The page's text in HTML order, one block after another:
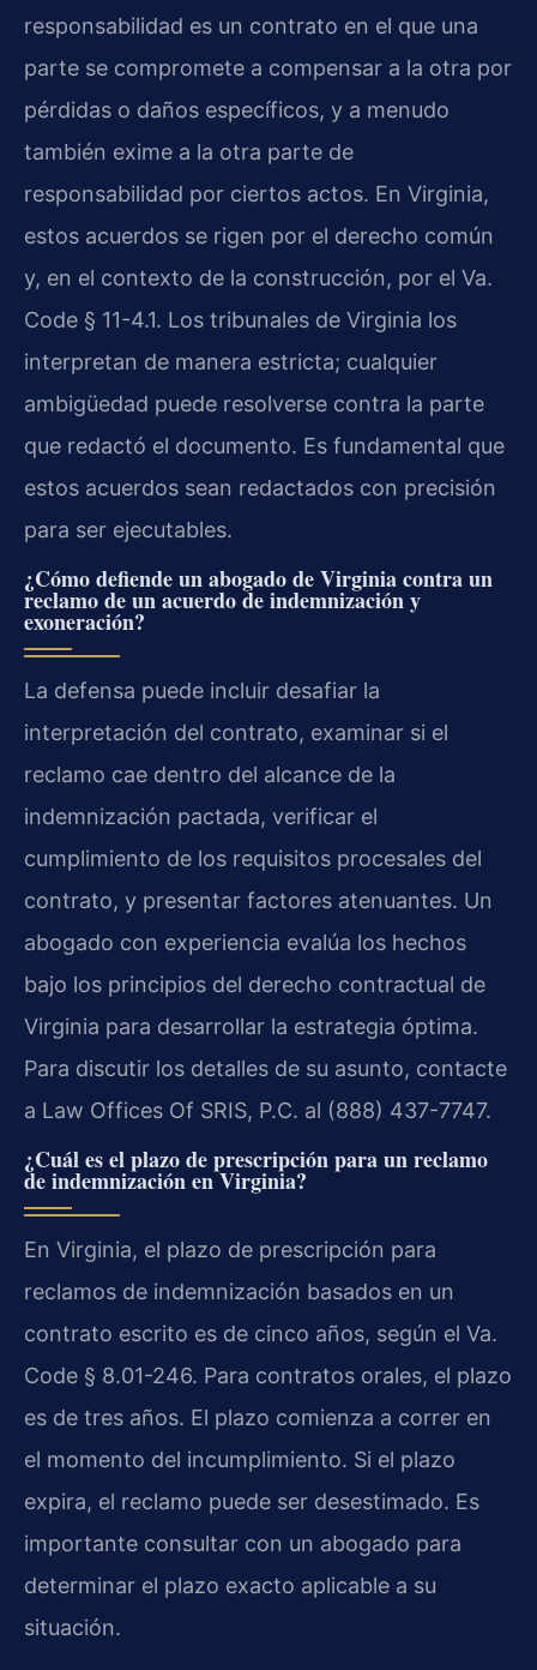
responsabilidad es un contrato en el que una
parte se compromete a compensar a la otra por
pérdidas o daños específicos, y a menudo
también exime a la otra parte de
responsabilidad por ciertos actos. En Virginia,
estos acuerdos se rigen por el derecho común
y, en el contexto de la construcción, por el Va.
Code § 11-4.1. Los tribunales de Virginia los
interpretan de manera estricta; cualquier
ambigüedad puede resolverse contra la parte
que redactó el documento. Es fundamental que
estos acuerdos sean redactados con precisión
para ser ejecutables.
¿Cómo defiende un abogado de Virginia contra un
reclamo de un acuerdo de indemnización y
exoneración?
La defensa puede incluir desafiar la
interpretación del contrato, examinar si el
reclamo cae dentro del alcance de la
indemnización pactada, verificar el
cumplimiento de los requisitos procesales del
contrato, y presentar factores atenuantes. Un
abogado con experiencia evalúa los hechos
bajo los principios del derecho contractual de
Virginia para desarrollar la estrategia óptima.
Para discutir los detalles de su asunto, contacte
a Law Offices Of SRIS, P.C. al (888) 437-7747.
¿Cuál es el plazo de prescripción para un reclamo
de indemnización en Virginia?
En Virginia, el plazo de prescripción para
reclamos de indemnización basados en un
contrato escrito es de cinco años, según el Va.
Code § 8.01-246. Para contratos orales, el plazo
es de tres años. El plazo comienza a correr en
el momento del incumplimiento. Si el plazo
expira, el reclamo puede ser desestimado. Es
importante consultar con un abogado para
determinar el plazo exacto aplicable a su
situación.